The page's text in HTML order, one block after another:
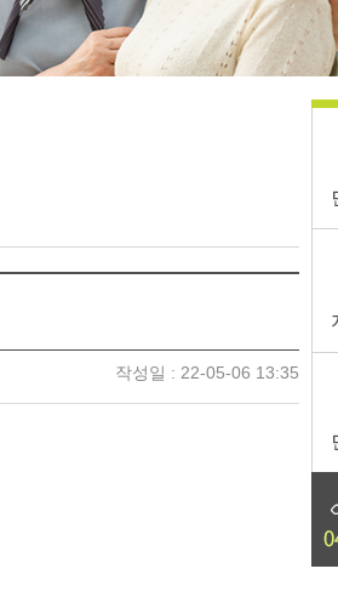
작성일 : 22-05-06 13:35